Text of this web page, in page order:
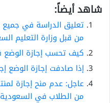
شاهد أيضاً:
تعليق الدراسة في
من قبل وزارة التعليم
كيف تحسب إجازة الوضع
إذا صادفت إجازة الوضع
عاجل: عدم منح إجازة
من الطلاب في السعودية